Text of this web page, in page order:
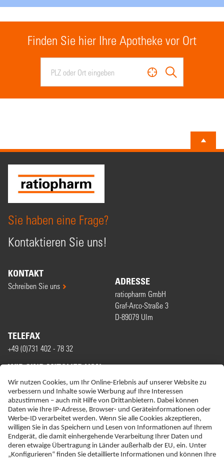
Finden Sie hier Ihre Apotheke vor Ort
Sie haben eine Frage?
Kontaktieren Sie uns!
KONTAKT
Schreiben Sie uns ADRESSE
ratiopharm GmbH
Graf-Arco-Straße 3
D-89079 Ulm
TELEFAX
+49 (0)731 402 - 78 32
WIR SIND MITGLIED VON
ERKLÄRUNG ZUR BARRIEREFREIHEIT
IMPRESSUM